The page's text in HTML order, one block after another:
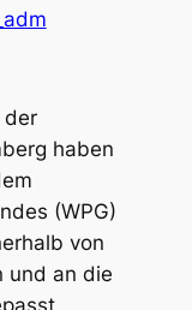
der
haben
(WPG)
von
und an die